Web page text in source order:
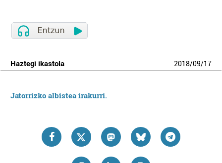
Haztegi ikastola 2018/09/17
Jatorrizko albistea irakurri.